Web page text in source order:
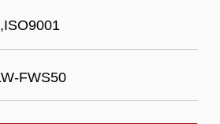
FWS50